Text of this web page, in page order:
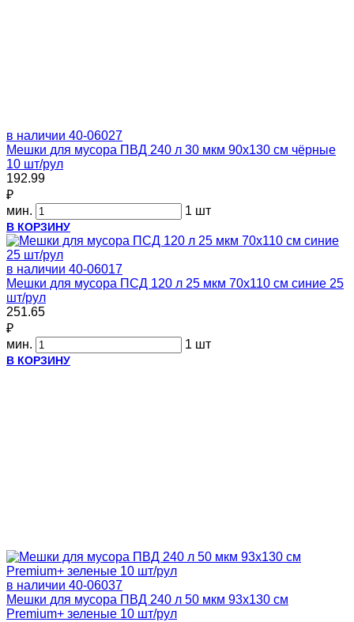
в наличии 40-06027
Мешки для мусора ПВД 240 л 30 мкм 90х130 см чёрные
10 шт/рул
192.99
₽
мин.
1 шт
В КОРЗИНУ
в наличии 40-06017
Мешки для мусора ПСД 120 л 25 мкм 70х110 см синие 25
шт/рул
251.65
₽
мин.
1 шт
В КОРЗИНУ
в наличии 40-06037
Мешки для мусора ПВД 240 л 50 мкм 93х130 см
Premium+ зеленые 10 шт/рул